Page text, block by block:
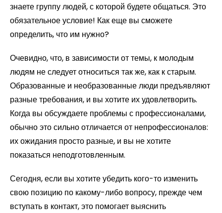
знаете группу людей, с которой будете общаться. Это
обязательное условие! Как еще вы сможете
определить, что им нужно?
Очевидно, что, в зависимости от темы, к молодым
людям не следует относиться так же, как к старым.
Образованные и необразованные люди предъявляют
разные требования, и вы хотите их удовлетворить.
Когда вы обсуждаете проблемы с профессионалами,
обычно это сильно отличается от непрофессионалов:
их ожидания просто разные, и вы не хотите
показаться неподготовленным.
Сегодня, если вы хотите убедить кого-то изменить
свою позицию по какому-либо вопросу, прежде чем
вступать в контакт, это помогает выяснить